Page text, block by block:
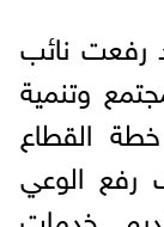
رفعت نائب
وتنمية
القطاع
رفع الوعي
خدمات